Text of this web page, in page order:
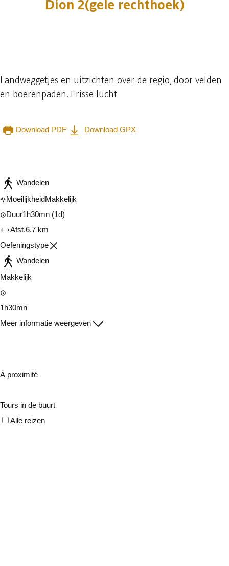
Dion 2(gele rechthoek)
Landweggetjes en uitzichten over de regio, door velden
en boerenpaden. Frisse lucht
Download PDF
Download GPX
Wandelen
MoeilijkheidMakkelijk
Duur1h30mn (1d)
Afst.6.7 km
Oefeningstype
Wandelen
Makkelijk
1h30mn
Meer informatie weergeven
À proximité
Tours in de buurt
Alle reizen